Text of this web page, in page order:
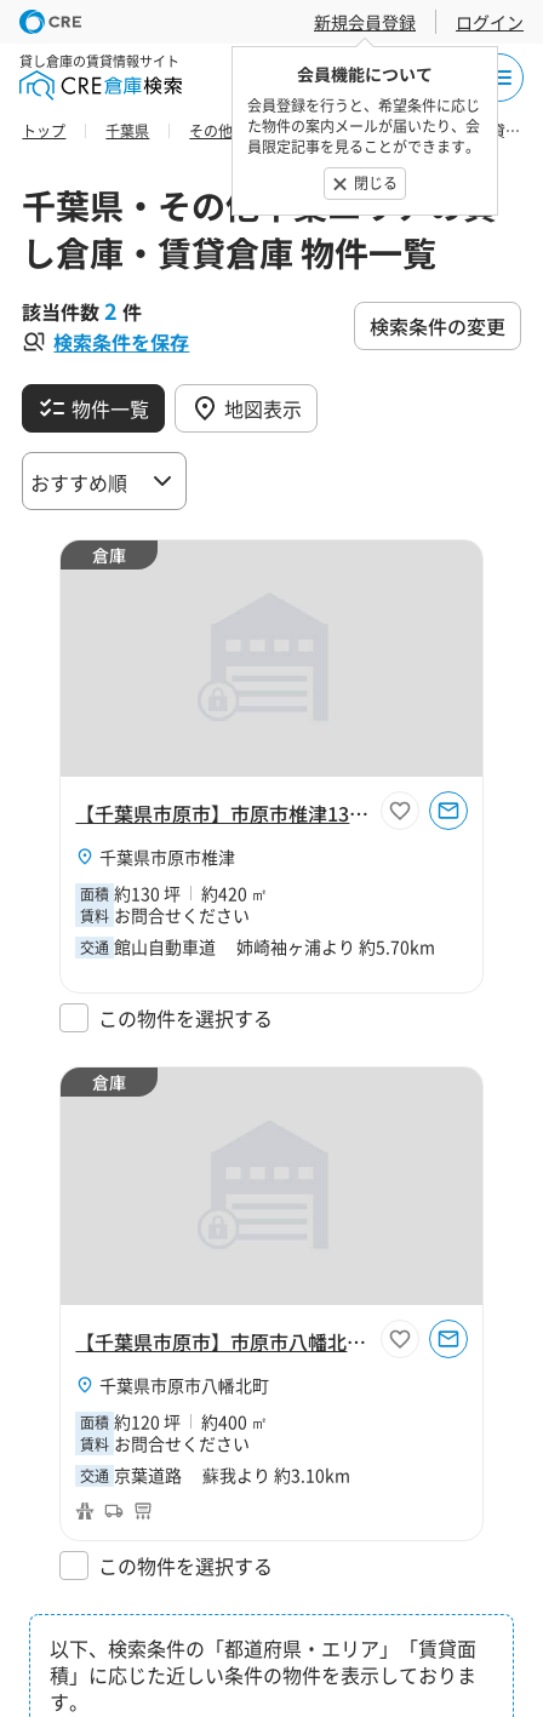
新規会員登録
会員機能について
会員登録を行うと、希望条件に応じ
た物件の案内メールが届いたり、会
員限定記事を見ることができます。
閉じる
ログイン
貸し倉庫の賃貸情報サイト
トップ 千葉県 その他千葉エリア 市原市の貸し倉庫・賃貸倉庫 物件一覧
千葉県・その他千葉エリアの貸
し倉庫・賃貸倉庫 物件一覧
該当件数2 件
検索条件を保存
検索条件の変更
物件一覧 地図表示
倉庫
【千葉県市原市】市原市椎津130坪倉庫
千葉県市原市椎津
面積 約130 坪 約420 ㎡
賃料 お問合せください
交通 館山自動車道 姉崎袖ヶ浦より 約5.70km
この物件を選択する
倉庫
【千葉県市原市】市原市八幡北町2丁目120坪倉庫
千葉県市原市八幡北町
面積 約120 坪 約400 ㎡
賃料 お問合せください
交通 京葉道路 蘇我より 約3.10km
この物件を選択する
以下、検索条件の「都道府県・エリア」「賃貸面
積」に応じた近しい条件の物件を表示しておりま
す。